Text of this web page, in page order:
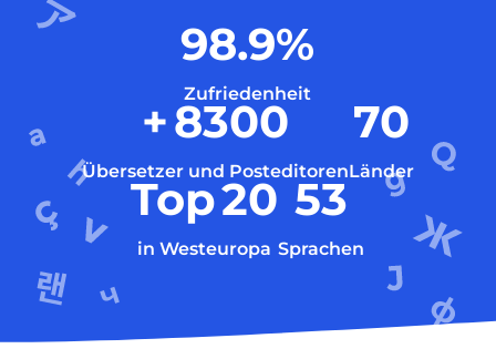
98.9%
Zufriedenheit
+8300
Übersetzer und Posteditoren
70
Länder
Top20
in Westeuropa
53
Sprachen